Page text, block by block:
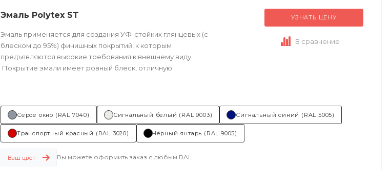
Эмаль Polytex ST
Эмаль применяется для создания УФ-стойких глянцевых (с
блеском до 95%) финишных покрытий, к которым
предъявляются высокие требования к внешнему виду.
Покрытие эмали имеет ровный блеск, отличную
УЗНАТЬ ЦЕНУ
В сравнение
Серое окно (RAL 7040) Сигнальный белый (RAL 9003) Сигнальный синий (RAL 5005)
Транспортный красный (RAL 3020) Чёрный янтарь (RAL 9005)
Ваш цвет Вы можете оформить заказ с любым RAL